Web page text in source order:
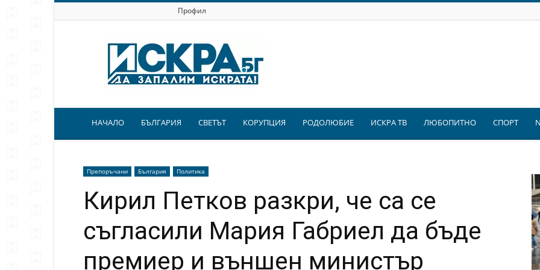
Профил
Искра.бг
НАЧАЛО БЪЛГАРИЯ СВЕТЪТ КОРУПЦИЯ РОДОЛЮБИЕ ИСКРА ТВ ЛЮБОПИТНО СПОРТ
Препоръчани България Политика
Кирил Петков разкри, че са се
съгласили Мария Габриел да бъде
премиер и външен министър